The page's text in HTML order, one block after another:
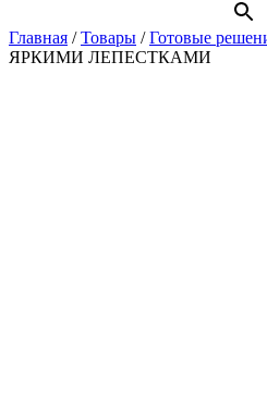
Главная /Товары /Готовые
ЯРКИМИ ЛЕПЕСТКАМИ